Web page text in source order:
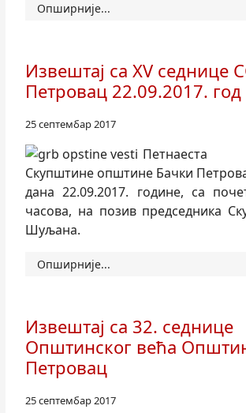
Опширније...
Извештај са XV седнице
Петровац 22.09.2017. год
25 септембар 2017
Скупштине општине Бачки
дана 22.09.2017. године, са
часова, на позив председника
Шуљана.
Опширније...
Извештај са 32. седнице
Општинског већа
Петровац
25 септембар 2017